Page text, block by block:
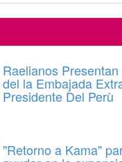
Raelianos
del la Embajada
Presidente Del Perù
"Retorno a Kama"